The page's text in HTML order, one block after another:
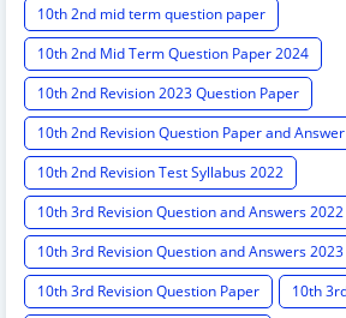
10th 2nd mid term question paper
10th 2nd Mid Term Question Paper 2024
10th 2nd Revision 2023 Question Paper
10th 2nd Revision Question Paper and
10th 2nd Revision Test Syllabus 2022
10th 3rd Revision Question and Answers 2022
10th 3rd Revision Question and Answers 2023
10th 3rd Revision Question Paper
10th